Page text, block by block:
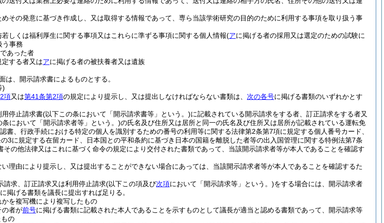
その発意に基づき作成し、又は取得する情報であって、専ら当該学術研究の目的のために利用する事項を取り扱う事
しくは福利厚生に関する事項又はこれらに準ずる事項に関する個人情報(アに掲げる者の採用又は選定のための試験に
う事務
あった者
定する者又はアに掲げる者の被扶養者又は遺族
は、開示請求書によるものとする。
)
項又は第41条第2項の規定により提示し、又は提出しなければならない書類は、 次の各号に掲げる書類のいずれかとす
用停止請求書(以下この条において「開示請求書等」という。)に記載されている開示請求をする者、訂正請求をする者又
条において「開示請求者等」という。)の氏名及び住所又は居所と同一の氏名及び住所又は居所が記載されている運転免
書、行政手続における特定の個人を識別するための番号の利用等に関する法律第2条第7項に規定する個人番号カード、
3に規定する在留カード、日本国との平和条約に基づき日本の国籍を離脱した者等の出入国管理に関する特例法第7条
の他法律又はこれに基づく命令の規定により交付された書類であって、当該開示請求者等が本人であることを確認す
理由により提示し、又は提出することができない場合にあっては、当該開示請求者等が本人であることを確認するた
請求、訂正請求又は利用停止請求(以下この項及び次項において「開示請求等」という。)をする場合には、開示請求者
掲げる書類を議長に提出すれば足りる。
を複写機により複写したもの
の者が前号に掲げる書類に記載された本人であることを示すものとして議長が適当と認める書類であって、開示請求等
の